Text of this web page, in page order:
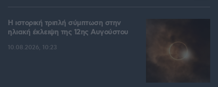
Η ιστορική τριπλή σύμπτωση στην
ηλιακή έκλειψη της 12ης Αυγούστου
10.08.2026, 10:23